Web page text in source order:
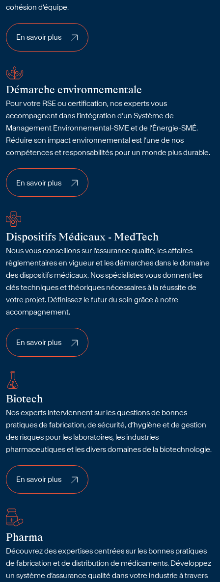
cohésion d’équipe.
En savoir plus
En savoir plus
Démarche environnementale
Pour votre RSE ou certification, nos experts vous
accompagnent dans l’intégration d’un Système de
Management Environnemental-SME et de l’Énergie-SMÉ.
Réduire son impact environnemental est l’une de nos
compétences et responsabilités pour un monde plus durable.
En savoir plus
En savoir plus
Dispositifs Médicaux - MedTech
Nous vous conseillons sur l’assurance qualité, les affaires
règlementaires en vigueur et les démarches dans le domaine
des dispositifs médicaux. Nos spécialistes vous donnent les
clés techniques et théoriques nécessaires à la réussite de
votre projet. Définissez le futur du soin grâce à notre
accompagnement.
En savoir plus
En savoir plus
Biotech
Nos experts interviennent sur les questions de bonnes
pratiques de fabrication, de sécurité, d’hygiène et de gestion
des risques pour les laboratoires, les industries
pharmaceutiques et les divers domaines de la biotechnologie.
En savoir plus
En savoir plus
Pharma
Découvrez des expertises centrées sur les bonnes pratiques
de fabrication et de distribution de médicaments. Développez
un système d’assurance qualité dans votre industrie à travers